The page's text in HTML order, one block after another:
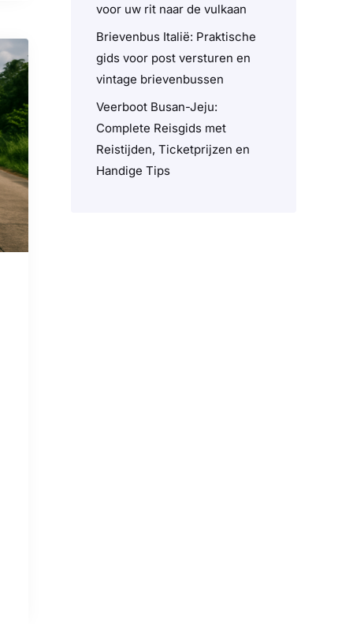
voor uw rit naar de vulkaan
Brievenbus Italië: Praktische
gids voor post versturen en
vintage brievenbussen
Veerboot Busan-Jeju:
Complete Reisgids met
Reistijden, Ticketprijzen en
Handige Tips